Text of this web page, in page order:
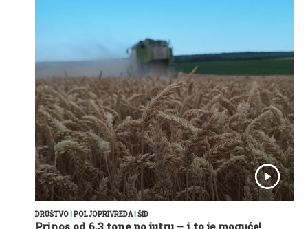
DRUŠTVO|POLJOPRIVREDA|ŠID
Prinos od 6,3 tone po jutru – i to je moguće!